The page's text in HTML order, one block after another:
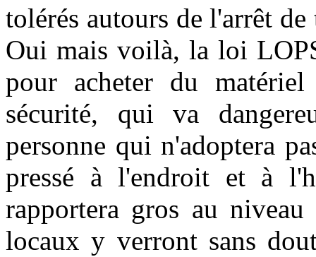
tolérés autours de l'arrêt
Oui mais voilà, la loi
pour acheter du
sécurité, qui va
personne qui n'adoptera
pressé à l'endroit et à
rapportera gros au
locaux y verront sans